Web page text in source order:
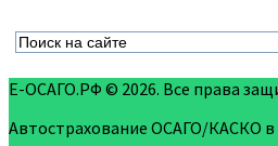
Е-ОСАГО.РФ © 2026. Все права
Автострахование ОСАГО/КАСКО